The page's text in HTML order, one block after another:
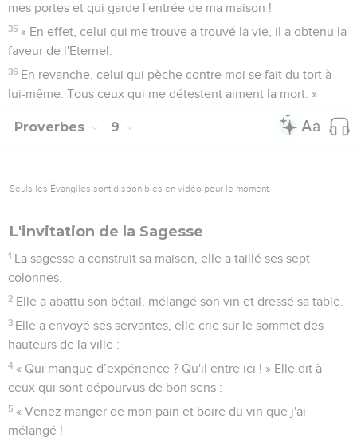
mes portes et qui garde l'entrée de ma maison !
35 » En effet, celui qui me trouve a trouvé la vie, il a obtenu la
faveur de l'Eternel.
36 En revanche, celui qui pèche contre moi se fait du tort à
lui-même. Tous ceux qui me détestent aiment la mort. »
Proverbes 9
Seuls les Évangiles sont disponibles en vidéo pour le moment.
L'invitation de la Sagesse
1 La sagesse a construit sa maison, elle a taillé ses sept
colonnes.
2 Elle a abattu son bétail, mélangé son vin et dressé sa table.
3 Elle a envoyé ses servantes, elle crie sur le sommet des
hauteurs de la ville :
4 « Qui manque d’expérience ? Qu'il entre ici ! » Elle dit à
ceux qui sont dépourvus de bon sens :
5 « Venez manger de mon pain et boire du vin que j'ai
mélangé !